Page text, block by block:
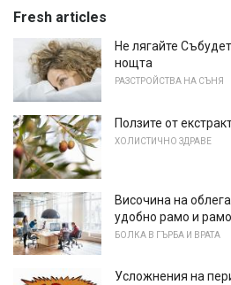
Fresh articles
Не лягайте
нощта
РАЗСТРОЙСТВА НА СЪНЯ
Ползите от
ХОЛИСТИЧНО ЗДРАВЕ
Височина на
удобно рамо и
БОЛКА В ГЪРБА И ВРАТА
Усложнения на